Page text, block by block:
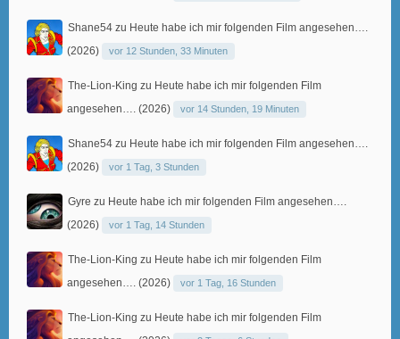
Shane54 zu Heute habe ich mir folgenden Film angesehen….
(2026)
vor 12 Stunden, 33 Minuten
The-Lion-King zu Heute habe ich mir folgenden Film
angesehen…. (2026)
vor 14 Stunden, 19 Minuten
Shane54 zu Heute habe ich mir folgenden Film angesehen….
(2026)
vor 1 Tag, 3 Stunden
Gyre zu Heute habe ich mir folgenden Film angesehen….
(2026)
vor 1 Tag, 14 Stunden
The-Lion-King zu Heute habe ich mir folgenden Film
angesehen…. (2026)
vor 1 Tag, 16 Stunden
The-Lion-King zu Heute habe ich mir folgenden Film